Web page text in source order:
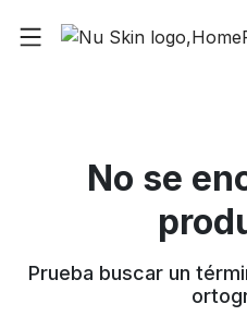
No se
Prueba buscar un